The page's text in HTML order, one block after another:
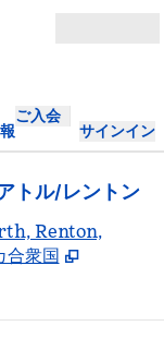
ご入会
サインイン
トル/レントン
Renton,
衆国